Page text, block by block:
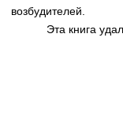
Нормы
возбудителей.
Эта книга